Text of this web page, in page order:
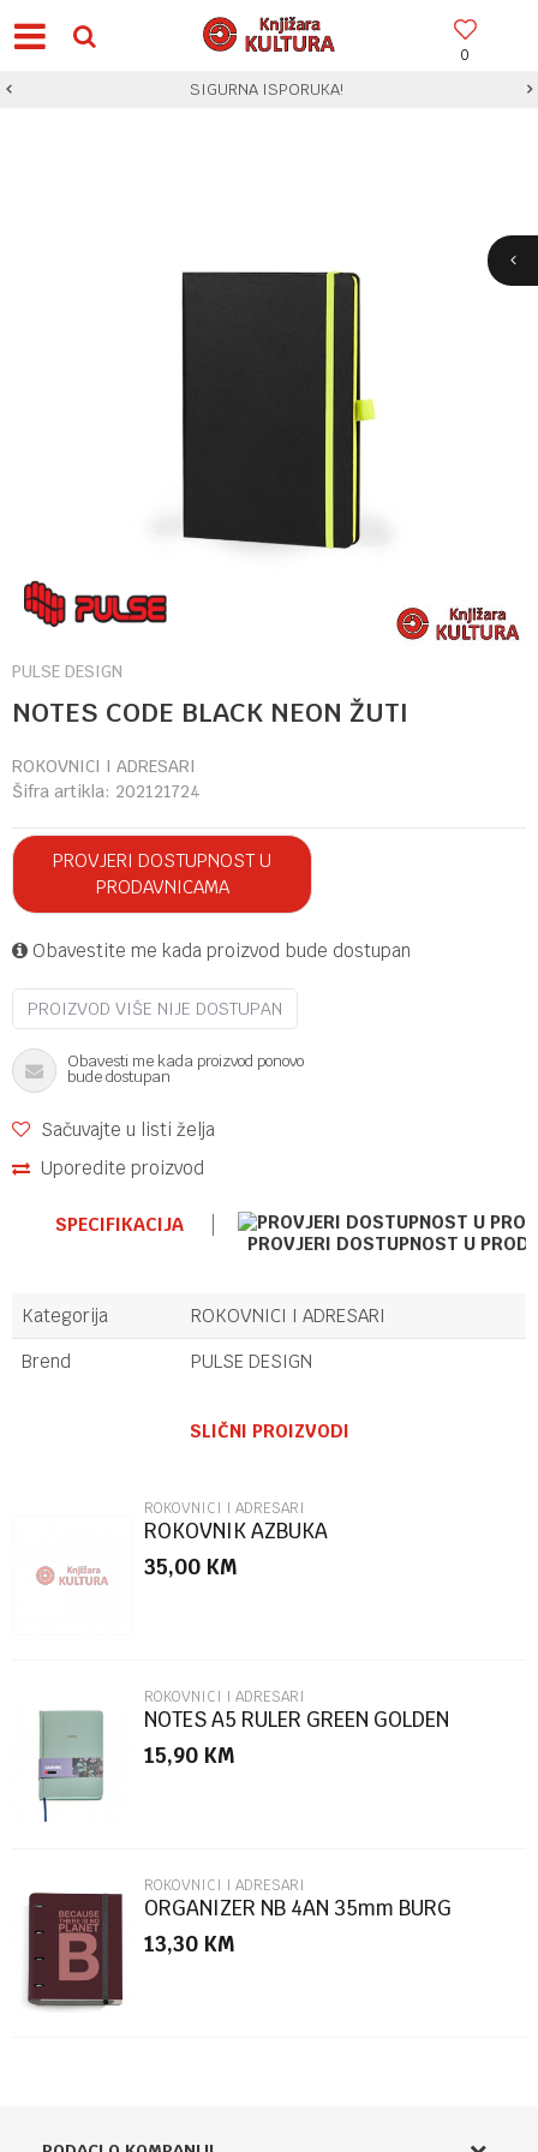
0
SIGURNA ISPORUKA!
PULSE DESIGN
NOTES CODE BLACK NEON ŽUTI
ROKOVNICI I ADRESARI
Šifra artikla: 202121724
PROVJERI DOSTUPNOST U
PRODAVNICAMA
Obavestite me kada proizvod bude dostupan
PROIZVOD VIŠE NIJE DOSTUPAN
Obavesti me kada proizvod ponovo
bude dostupan
Sačuvajte u listi želja
Uporedite proizvod
SPECIFIKACIJA
PROVJERI DOSTUPNOST U
Kategorija
ROKOVNICI I ADRESARI
Brend
PULSE DESIGN
Poruka
POŠALJI
SLIČNI PROIZVODI
ROKOVNICI I ADRESARI
ROKOVNIK AZBUKA
35,00 KM
ROKOVNICI I ADRESARI
NOTES A5 RULER GREEN GOLDEN
JAZMIN MR8307
15,90 KM
ROKOVNICI I ADRESARI
ORGANIZER NB 4AN 35mm BURG
ECOALF
13,30 KM